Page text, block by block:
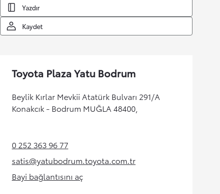
Yazdır
Kaydet
Toyota Plaza Yatu Bodrum
Beylik Kırlar Mevkii Atatürk Bulvarı 291/A
Konakcık - Bodrum MUĞLA 48400,
0 252 363 96 77(Opens in new tab)
satis@yatubodrum.toyota.com.tr
(Opens in new tab)
Bayi bağlantısını aç
(Opens in new tab)